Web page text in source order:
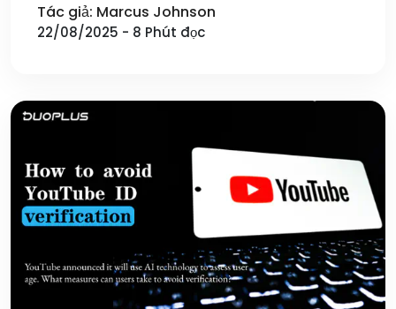
Tác giả: Marcus Johnson
22/08/2025 - 8 Phút đọc